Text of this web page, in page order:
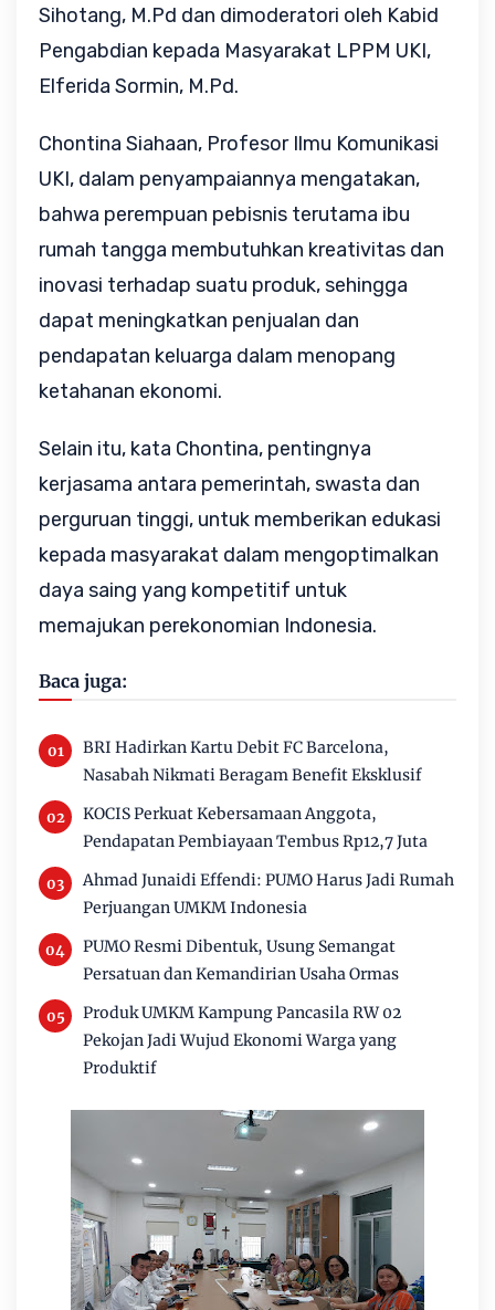
Sihotang, M.Pd dan dimoderatori oleh Kabid
Pengabdian kepada Masyarakat LPPM UKI,
Elferida Sormin, M.Pd.
Chontina Siahaan, Profesor Ilmu Komunikasi
UKI, dalam penyampaiannya mengatakan,
bahwa perempuan pebisnis terutama ibu
rumah tangga membutuhkan kreativitas dan
inovasi terhadap suatu produk, sehingga
dapat meningkatkan penjualan dan
pendapatan keluarga dalam menopang
ketahanan ekonomi.
Selain itu, kata Chontina, pentingnya
kerjasama antara pemerintah, swasta dan
perguruan tinggi, untuk memberikan edukasi
kepada masyarakat dalam mengoptimalkan
daya saing yang kompetitif untuk
memajukan perekonomian Indonesia.
Baca juga:
BRI Hadirkan Kartu Debit FC Barcelona,
Nasabah Nikmati Beragam Benefit Eksklusif
KOCIS Perkuat Kebersamaan Anggota,
Pendapatan Pembiayaan Tembus Rp12,7 Juta
Ahmad Junaidi Effendi: PUMO Harus Jadi Rumah
Perjuangan UMKM Indonesia
PUMO Resmi Dibentuk, Usung Semangat
Persatuan dan Kemandirian Usaha Ormas
Produk UMKM Kampung Pancasila RW 02
Pekojan Jadi Wujud Ekonomi Warga yang
Produktif